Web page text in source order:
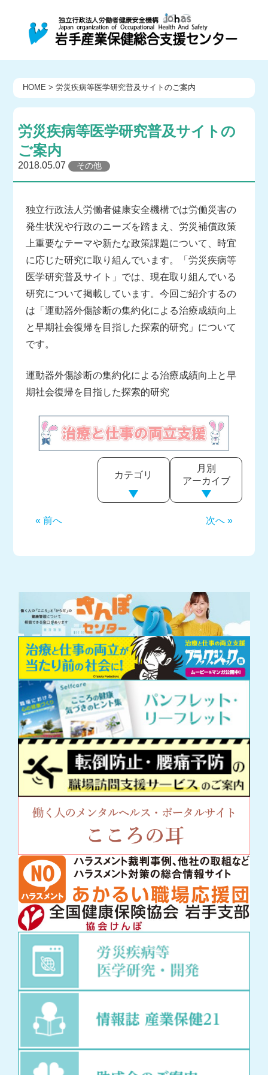
HOME >労災疾病等医学研究普及サイトのご案内
労災疾病等医学研究普及サイトの
ご案内
2018.05.07 その他
独立行政法人労働者健康安全機構では労働災害の
発生状況や行政のニーズを踏まえ、労災補償政策
上重要なテーマや新たな政策課題について、時宜
に応じた研究に取り組んでいます。「労災疾病等
医学研究普及サイト」では、現在取り組んでいる
研究について掲載しています。今回ご紹介するの
は「運動器外傷診断の集約化による治療成績向上
と早期社会復帰を目指した探索的研究」について
です。
運動器外傷診断の集約化による治療成績向上と早
期社会復帰を目指した探索的研究
カテゴリ
月別
アーカイブ
« 前へ 次へ »